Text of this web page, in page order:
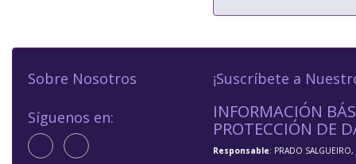
Sobre Nosotros
Síguenos en:
¡Suscríbete a
INFORMACIÓN
PROTECCIÓN DE
Responsable: PRADO SALGUEIRO,